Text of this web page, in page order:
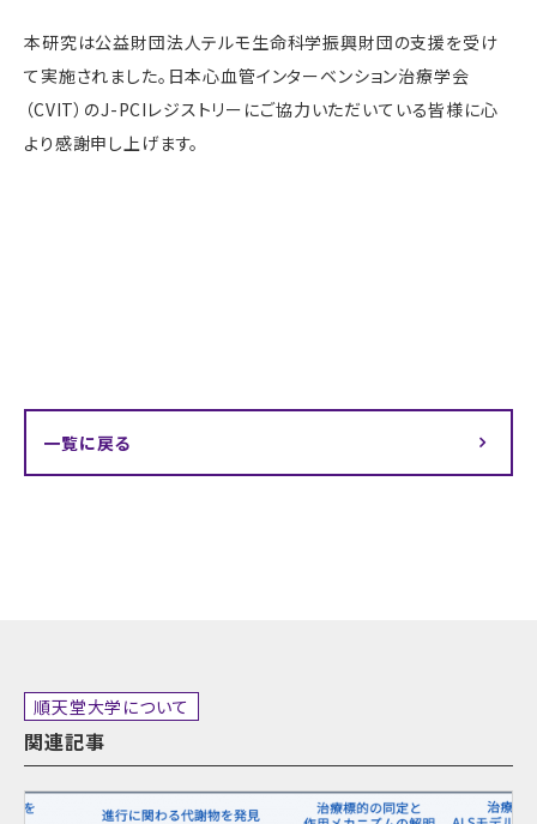
本研究は公益財団法人テルモ生命科学振興財団の支援を受け
て実施されました。日本心血管インターベンション治療学会
（CVIT）のJ-PCI レジストリーにご協力いただいている皆様に心
より感謝申し上げます。
一覧に戻る
順天堂大学について
関連記事